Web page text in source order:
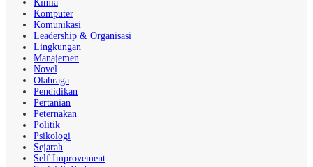
Kimia
Komputer
Komunikasi
Leadership & Organisasi
Lingkungan
Manajemen
Novel
Olahraga
Pendidikan
Pertanian
Peternakan
Politik
Psikologi
Sejarah
Self Improvement